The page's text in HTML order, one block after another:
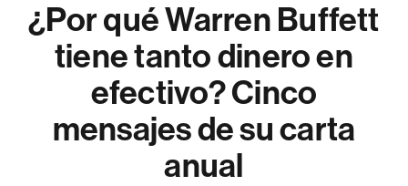
¿Por qué Warren Buffett
tiene tanto dinero en
efectivo? Cinco
mensajes de su carta
anual